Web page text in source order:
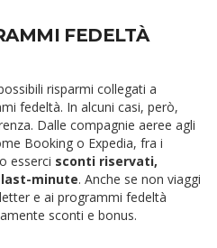
FEDELTÀ
risparmi collegati a
fedeltà. In alcuni casi, però,
Dalle compagnie aeree agli
Booking o Expedia, fra i
esserci sconti riservati,
minute. Anche se non viaggi
e ai programmi fedeltà
sconti e bonus.